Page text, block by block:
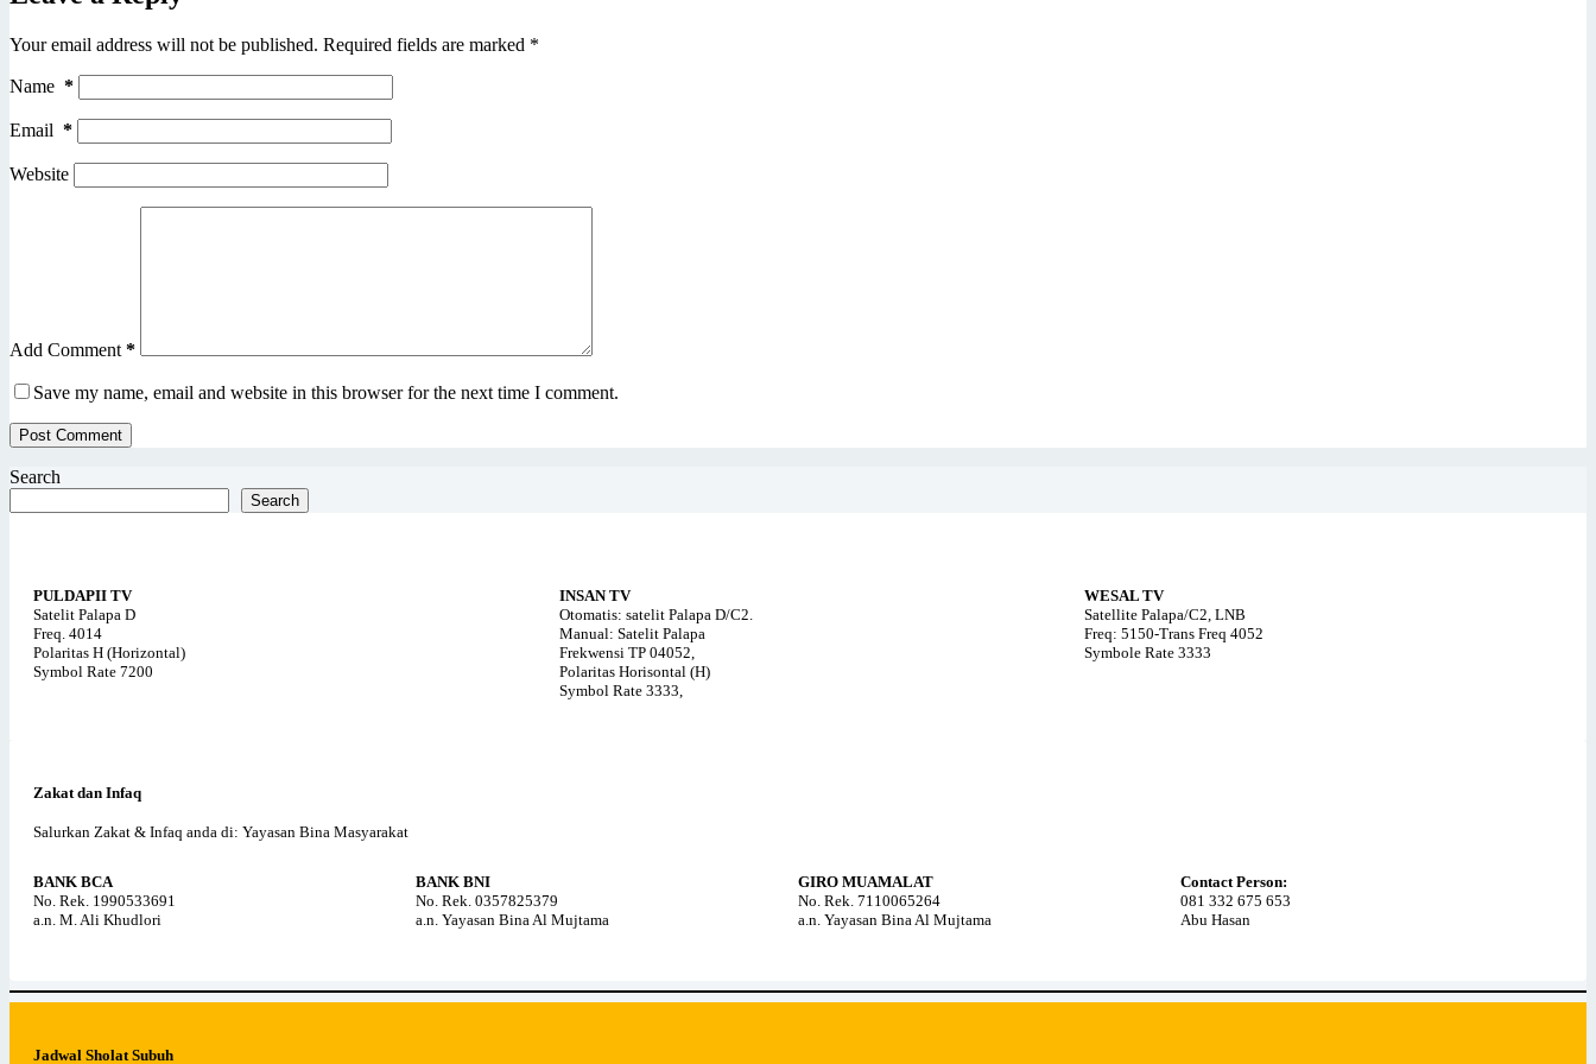
Your email address will not be published. Required fields are marked *
Name *
Email *
Website
Add Comment *
Save my name, email and website in this browser for the next time I comment.
Post Comment
Search
Search
PULDAPII TV
Satelit Palapa D
Freq. 4014
Polaritas H (Horizontal)
Symbol Rate 7200
INSAN TV
Otomatis: satelit Palapa D/C2.
Manual: Satelit Palapa
Frekwensi TP 04052,
Polaritas Horisontal (H)
Symbol Rate 3333,
WESAL TV
Satellite Palapa/C2, LNB
Freq: 5150-Trans Freq 4052
Symbole Rate 3333
Zakat dan Infaq
Salurkan Zakat & Infaq anda di: Yayasan Bina Masyarakat
BANK BCA
No. Rek. 1990533691
a.n. M. Ali Khudlori
BANK BNI
No. Rek. 0357825379
a.n. Yayasan Bina Al Mujtama
GIRO MUAMALAT
No. Rek. 7110065264
a.n. Yayasan Bina Al Mujtama
Contact Person:
081 332 675 653
Abu Hasan
Jadwal Sholat Subuh